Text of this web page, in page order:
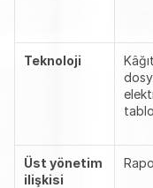
Teknoloji
Kâğıt
Üst yönetim
ilişkisi